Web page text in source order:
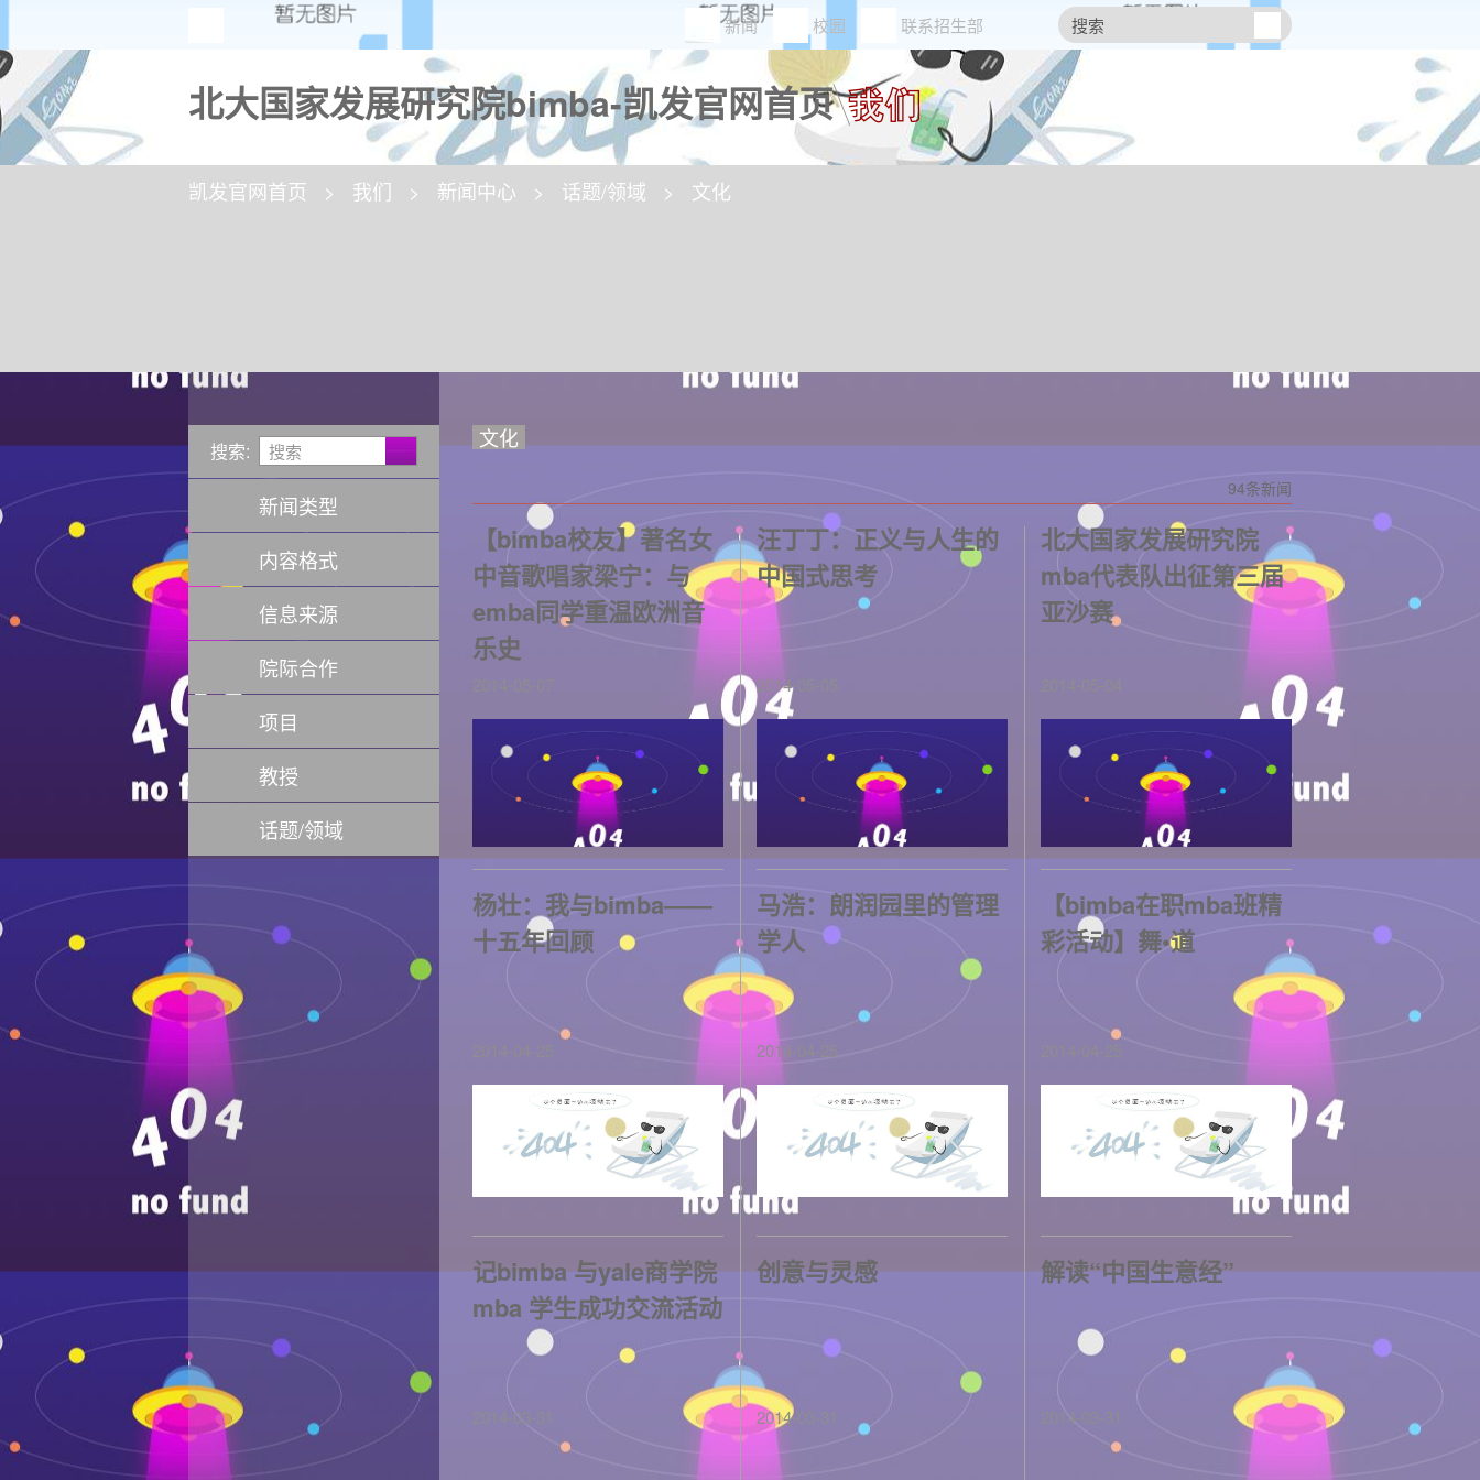
新闻 校园 联系招生部
北大国家发展研究院bimba-凯发官网首页
凯发官网首页 我们 新闻中心 话题/领域 文化
文化
94条新闻
【bimba校友】著名女
中音歌唱家梁宁：与
emba同学重温欧洲音
乐史
2014-05-07
汪丁丁：正义与人生的
中国式思考
2014-05-05
北大国家发展研究院
mba代表队出征第三届
亚沙赛
2014-05-04
杨壮：我与bimba——
十五年回顾
2014-04-25
马浩：朗润园里的管理
学人
2014-04-25
【bimba在职mba班精
彩活动】舞•道
2014-04-25
记bimba 与yale商学院
mba 学生成功交流活动
2014-03-31
创意与灵感
2014-03-31
解读“中国生意经”
2014-03-31
搜索:
新闻类型
内容格式
信息来源
院际合作
项目
教授
话题/领域